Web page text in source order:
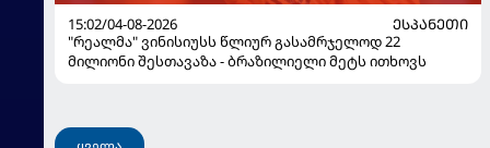
15:02/04-08-2026
ᲔᲡᲞᲐᲜᲔᲗᲘ
"რეალმა" ვინისიუსს წლიურ გასამრჯელოდ 22
მილიონი შესთავაზა - ბრაზილიელი მეტს ითხოვს